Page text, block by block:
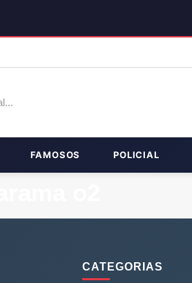
FAMOSOS POLICIAL
CATEGORIAS